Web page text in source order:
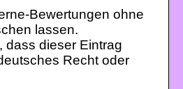
Bewertungen ohne
lassen.
dass dieser Eintrag
Recht oder